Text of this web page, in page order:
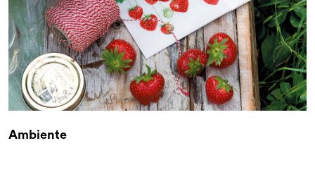
Ambiente